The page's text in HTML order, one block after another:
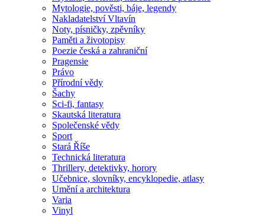
Mytologie, pověsti, báje, legendy
Nakladatelství Vltavín
Noty, písničky, zpěvníky
Paměti a životopisy
Poezie česká a zahraniční
Pragensie
Právo
Přírodní vědy
Šachy
Sci-fi, fantasy
Skautská literatura
Společenské vědy
Sport
Stará Říše
Technická literatura
Thrillery, detektivky, horory
Učebnice, slovníky, encyklopedie, atlasy
Umění a architektura
Varia
Vinyl